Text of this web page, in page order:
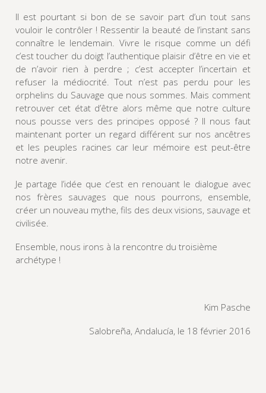
Il est pourtant si bon de se savoir part d’un tout sans
vouloir le contrôler ! Ressentir la beauté de l’instant sans
connaître le lendemain. Vivre le risque comme un défi
c’est toucher du doigt l’authentique plaisir d’être en vie et
de n’avoir rien à perdre ; c’est accepter l’incertain et
refuser la médiocrité. Tout n’est pas perdu pour les
orphelins du Sauvage que nous sommes. Mais comment
retrouver cet état d’être alors même que notre culture
nous pousse vers des principes opposé ? Il nous faut
maintenant porter un regard différent sur nos ancêtres
et les peuples racines car leur mémoire est peut-être
notre avenir.
Je partage l’idée que c’est en renouant le dialogue avec
nos frères sauvages que nous pourrons, ensemble,
créer un nouveau mythe, fils des deux visions, sauvage et
civilisée.
Ensemble, nous irons à la rencontre du troisième
archétype !
Kim Pasche
Salobreña, Andalucía, le 18 février 2016